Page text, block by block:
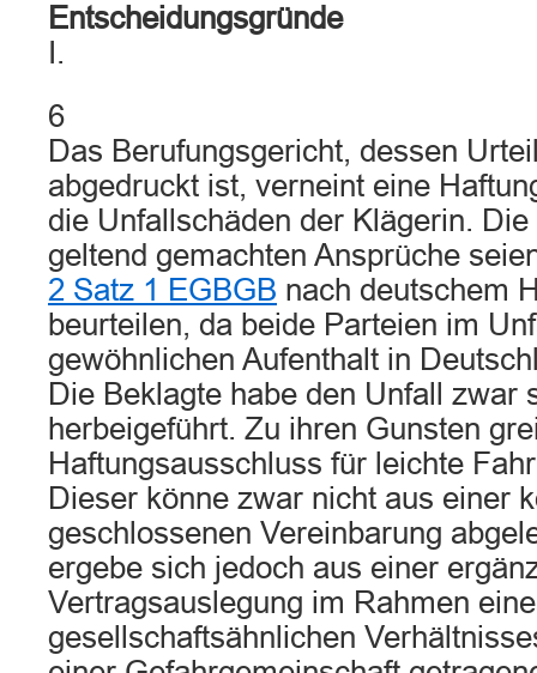
Entscheidungsgründe
I.
6
Das Berufungsgericht, dessen
abgedruckt ist, verneint eine
die Unfallschäden der Klägerin.
geltend gemachten Ansprüche
2 Satz 1 EGBGB nach deutschem
beurteilen, da beide Parteien im
gewöhnlichen Aufenthalt in
Die Beklagte habe den Unfall zwar
herbeigeführt. Zu ihren Gunsten
Haftungsausschluss für leichte
Dieser könne zwar nicht aus einer
geschlossenen Vereinbarung
ergebe sich jedoch aus einer
Vertragsauslegung im Rahmen
gesellschaftsähnlichen